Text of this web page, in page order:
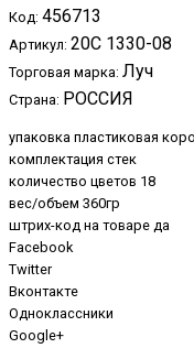
Код: 456713
Артикул: 20С 1330-08
Торговая марка: Луч
Страна: РОССИЯ
упаковка пластиковая
комплектация стек
количество цветов 18
вес/объем 360гр
штрих-код на товаре да
Facebook
Twitter
Вконтакте
Одноклассники
Google+